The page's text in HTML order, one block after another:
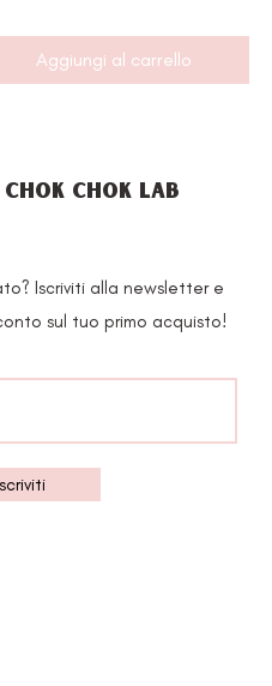
Aggiungi al carrello
CHOK LAB
Iscriviti alla newsletter e
sul tuo primo acquisto!